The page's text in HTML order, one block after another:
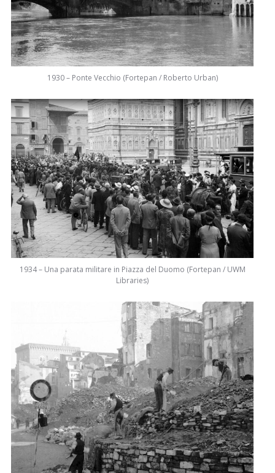
1930 – Ponte Vecchio (Fortepan / Roberto Urban)
1934 – Una parata militare in Piazza del Duomo (Fortepan / UWM
Libraries)